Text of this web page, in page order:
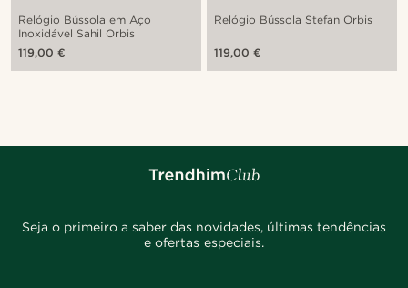
Relógio Bússola em Aço
Inoxidável Sahil Orbis
119,00 €
Relógio Bússola Stefan Orbis
119,00 €
Seja o primeiro a saber das novidades, últimas tendências
e ofertas especiais.